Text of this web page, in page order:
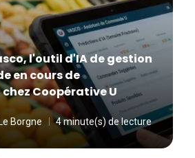
l'outil d'IA de gestion
en cours de
Coopérative U
Borgne 4 minute(s) de lecture